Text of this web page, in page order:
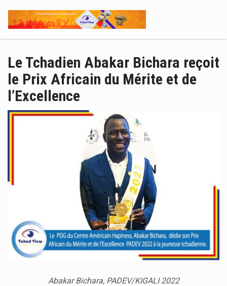
Le Tchadien Abakar Bichara reçoit
le Prix Africain du Mérite et de
l’Excellence
Abakar Bichara, PADEV/KIGALI 2022